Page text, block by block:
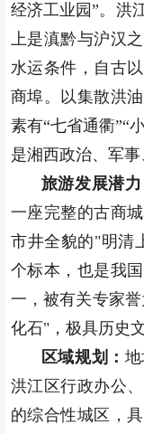
经济工业园”。洪
上是滇黔与沪汉
水运条件，自古
商埠。以集散洪
素有“七省通衢”“
是湘西政治、军事
旅游发展潜
一座完整的古商
市井全貌的"明清
个标本，也是我
一，被有关专家
化石"，极具历史
区域规划：
洪江区行政办公
的综合性城区，